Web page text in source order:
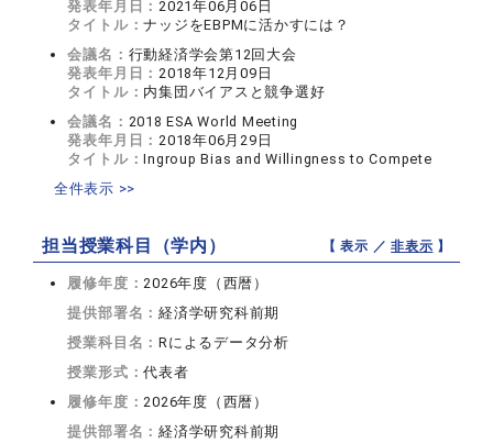
発表年月日：2021年06月06日
タイトル：ナッジをEBPMに活かすには？
会議名： 行動経済学会第12回大会
発表年月日：2018年12月09日
タイトル： 内集団バイアスと競争選好
会議名： 2018 ESA World Meeting
発表年月日：2018年06月29日
タイトル：Ingroup Bias and Willingness to Compete
全件表示 >>
担当授業科目（学内） 【 表示 ／非表示 】
履修年度：2026年度（西暦）
提供部署名：経済学研究科前期
授業科目名：Rによるデータ分析
授業形式：代表者
履修年度：2026年度（西暦）
提供部署名：経済学研究科前期